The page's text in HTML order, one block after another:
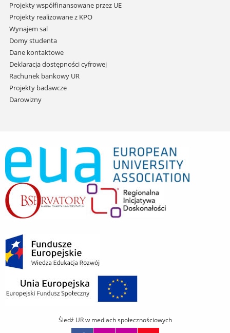
Projekty współfinansowane przez UE
Projekty realizowane z KPO
Wynajem sal
Domy studenta
Dane kontaktowe
Deklaracja dostępności cyfrowej
Rachunek bankowy UR
Projekty badawcze
Darowizny
Śledź UR w mediach społecznościowych